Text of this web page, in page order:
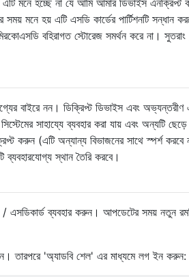
মনে হচ্ছে না যে আমি আমার ডিভাইস এনক্রিপ্ট
মনে হয় এটি এসডি কার্ডের পার্টিশনটি সন্ধান
বহিরাগত স্টোরেজ সমর্থন করে না।
বাইরে নন। ডিক্রিপ্ট ডিভাইস এবং অভ্যন্তরীণ
সাহায্যে ব্যবহার করা যায় এবং অন্যটি ছেড়ে
করুন (এটি অন্যান্য বিভাজনের সাথে স্পর্শ করবে
স্থান তৈরি করবে।
এসডিকার্ড ব্যবহার করুন। আপডেটের সময় নতুন
'অ্যাডবি শেল' এর মাধ্যমে লগ ইন করুন: